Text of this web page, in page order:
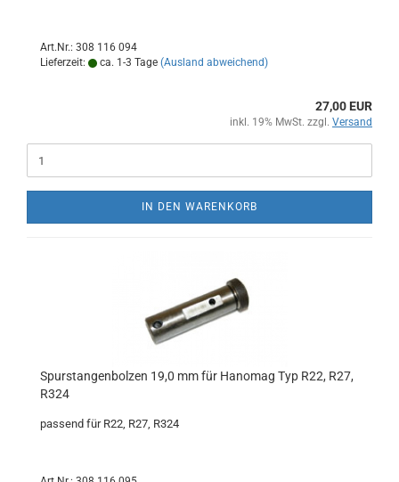
Art.Nr.: 308 116 094
Lieferzeit:
ca. 1-3 Tage (Ausland abweichend)
27,00 EUR
inkl. 19% MwSt. zzgl. Versand
IN DEN WARENKORB
Spurstangenbolzen 19,0 mm für Hanomag Typ R22, R27,
R324
passend für R22, R27, R324